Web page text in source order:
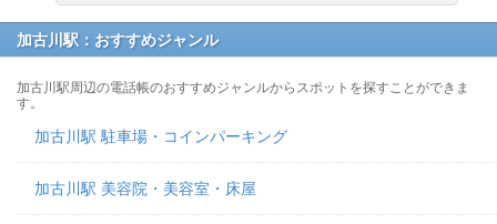
加古川駅：おすすめジャンル
加古川駅周辺の電話帳のおすすめジャンルからスポットを探すことができま
す。
加古川駅 駐車場・コインパーキング
加古川駅 美容院・美容室・床屋